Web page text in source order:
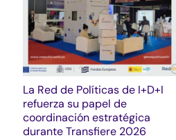
La Red de Políticas de I+D+I
refuerza su papel de
coordinación estratégica
durante Transfiere 2026